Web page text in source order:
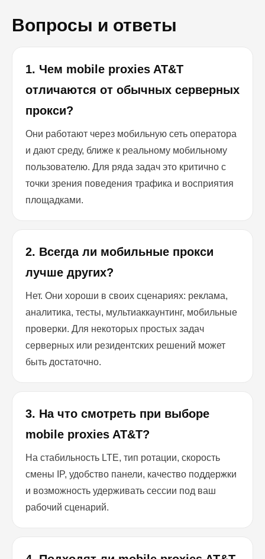
Вопросы и ответы
1. Чем mobile proxies AT&T
отличаются от обычных серверных
прокси?
Они работают через мобильную сеть оператора
и дают среду, ближе к реальному мобильному
пользователю. Для ряда задач это критично с
точки зрения поведения трафика и восприятия
площадками.
2. Всегда ли мобильные прокси
лучше других?
Нет. Они хороши в своих сценариях: реклама,
аналитика, тесты, мультиаккаунтинг, мобильные
проверки. Для некоторых простых задач
серверных или резидентских решений может
быть достаточно.
3. На что смотреть при выборе
mobile proxies AT&T?
На стабильность LTE, тип ротации, скорость
смены IP, удобство панели, качество поддержки
и возможность удерживать сессии под ваш
рабочий сценарий.